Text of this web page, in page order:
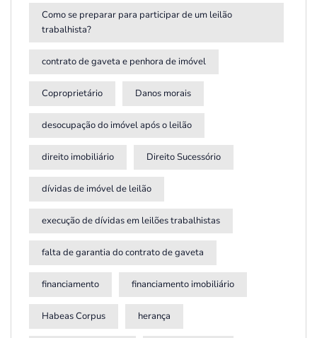
Como se preparar para participar de um leilão
trabalhista?
contrato de gaveta e penhora de imóvel
Coproprietário Danos morais
desocupação do imóvel após o leilão
direito imobiliário Direito Sucessório
dívidas de imóvel de leilão
execução de dívidas em leilões trabalhistas
falta de garantia do contrato de gaveta
financiamento financiamento imobiliário
Habeas Corpus herança